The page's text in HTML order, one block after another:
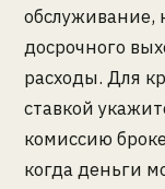
обслуживание,
досрочного
расходы. Для
ставкой
комиссию
когда деньги